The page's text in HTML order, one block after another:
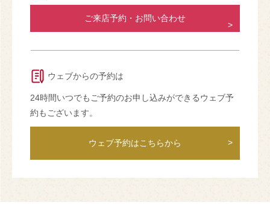
ご来店予約・お問い合わせ
ウェブからの予約は
24時間いつでもご予約のお申し込みができるウェブ予
約もございます。
ウェブ予約はこちらから